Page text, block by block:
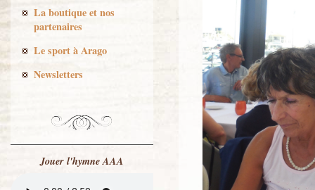
La boutique et nos
partenaires
Le sport à Arago
Newsletters
Jouer l'hymne AAA